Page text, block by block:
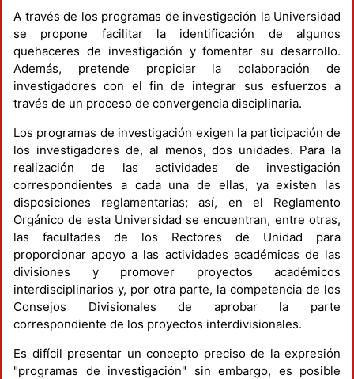
A través de los programas de investigación la Universidad
se propone facilitar la identificación de algunos
quehaceres de investigación y fomentar su desarrollo.
Además, pretende propiciar la colaboración de
investigadores con el fin de integrar sus esfuerzos a
través de un proceso de convergencia disciplinaria.
Los programas de investigación exigen la participación de
los investigadores de, al menos, dos unidades. Para la
realización de las actividades de investigación
correspondientes a cada una de ellas, ya existen las
disposiciones reglamentarias; así, en el Reglamento
Orgánico de esta Universidad se encuentran, entre otras,
las facultades de los Rectores de Unidad para
proporcionar apoyo a las actividades académicas de las
divisiones y promover proyectos académicos
interdisciplinarios y, por otra parte, la competencia de los
Consejos Divisionales de aprobar la parte
correspondiente de los proyectos interdivisionales.
Es difícil presentar un concepto preciso de la expresión
"programas de investigación" sin embargo, es posible